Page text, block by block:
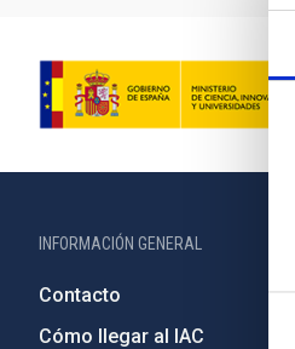
INFORMACIÓN GENERAL
Contacto
Cómo llegar al IAC